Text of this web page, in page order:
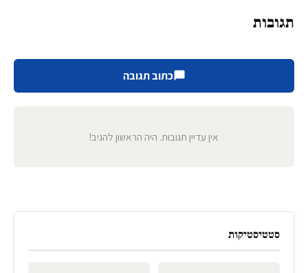
תגובות
כתוב תגובה
אין עדיין תגובות. היה הראשון להגיב!
סטטיסטיקות